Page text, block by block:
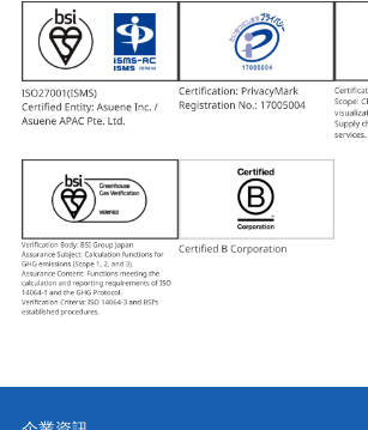
度』與『介面的清晰度』便成為決策過
關鍵。此外，ASUENE 不僅能提供全方
的完整功能，更具備跨國大型企業全面
功實績，充分彰顯了其在環境數據治
地位。 在系統導入與營運過程中，
所提供之即時且無微不至的技術支援，
（Lotte）管理階層極為深刻的肯定。每
在平台操作上遭遇任何疑難，顧問團隊
提供即時且循序漸進的線上引導。此外
現出極高的變革敏捷度，能積極採納企
饋，並在評估後迅速將其優化納入系統
家團隊隨時針對客製化需求提供諮詢
團成功轉型不可或缺的無價資產。 在